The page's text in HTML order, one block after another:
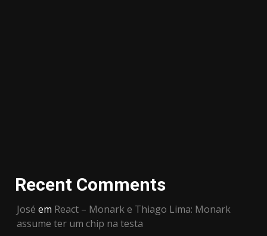
Recent Comments
José em React – Monark e Thiago Lima: Monark
assume ter um chip na testa